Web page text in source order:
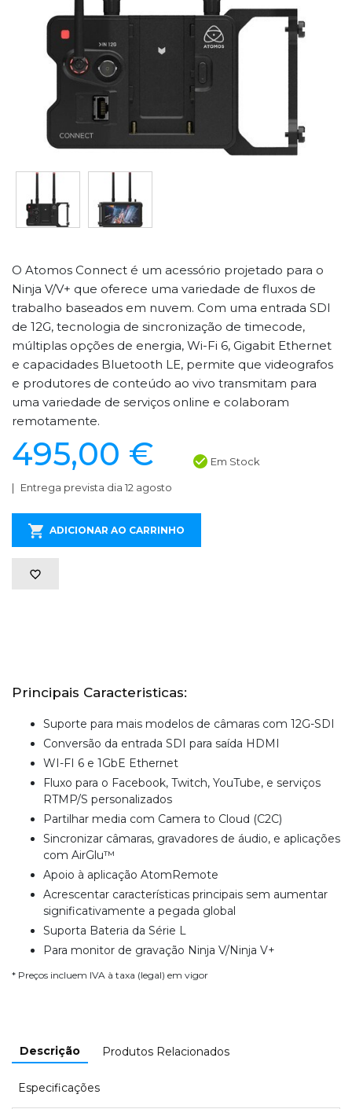
O Atomos Connect é um acessório projetado para o
Ninja V/V+ que oferece uma variedade de fluxos de
trabalho baseados em nuvem. Com uma entrada SDI
de 12G, tecnologia de sincronização de timecode,
múltiplas opções de energia, Wi-Fi 6, Gigabit Ethernet
e capacidades Bluetooth LE, permite que videografos
e produtores de conteúdo ao vivo transmitam para
uma variedade de serviços online e colaboram
remotamente.
495,00 € Em Stock
Entrega prevista dia 12 agosto
ADICIONAR AO CARRINHO
Principais Caracteristicas:
Suporte para mais modelos de câmaras com 12G-SDI
Conversão da entrada SDI para saída HDMI
WI-FI 6 e 1GbE Ethernet
Fluxo para o Facebook, Twitch, YouTube, e serviços
RTMP/S personalizados
Partilhar media com Camera to Cloud (C2C)
Sincronizar câmaras, gravadores de áudio, e aplicações
com AirGlu™
Apoio à aplicação AtomRemote
Acrescentar características principais sem aumentar
significativamente a pegada global
Suporta Bateria da Série L
Para monitor de gravação Ninja V/Ninja V+
* Preços incluem IVA à taxa (legal) em vigor
Descrição Produtos Relacionados
Especificações